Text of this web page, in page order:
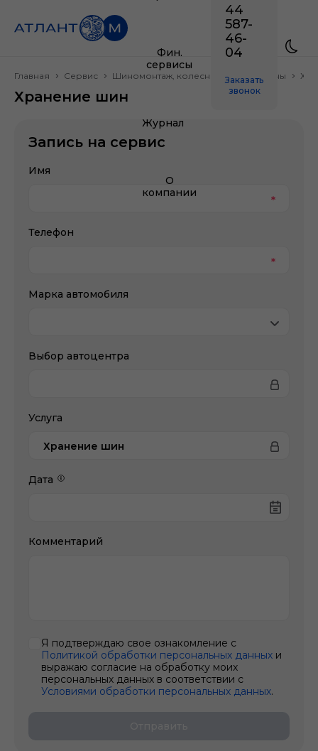
Фин.
сервисы
Журнал
О
компании
44
587-
46-
04
Заказать
звонок
Главная Сервис Шиномонтаж, колесные диски и шины
Хранение шин
Запись на сервис
Имя
Телефон
Марка автомобиля
Выбор автоцентра
Услуга
Хранение шин
Дата
Комментарий
Я подтверждаю свое ознакомление с
Политикой обработки персональных данных и
выражаю согласие на обработку моих
персональных данных в соответствии с
Условиями обработки персональных данных.